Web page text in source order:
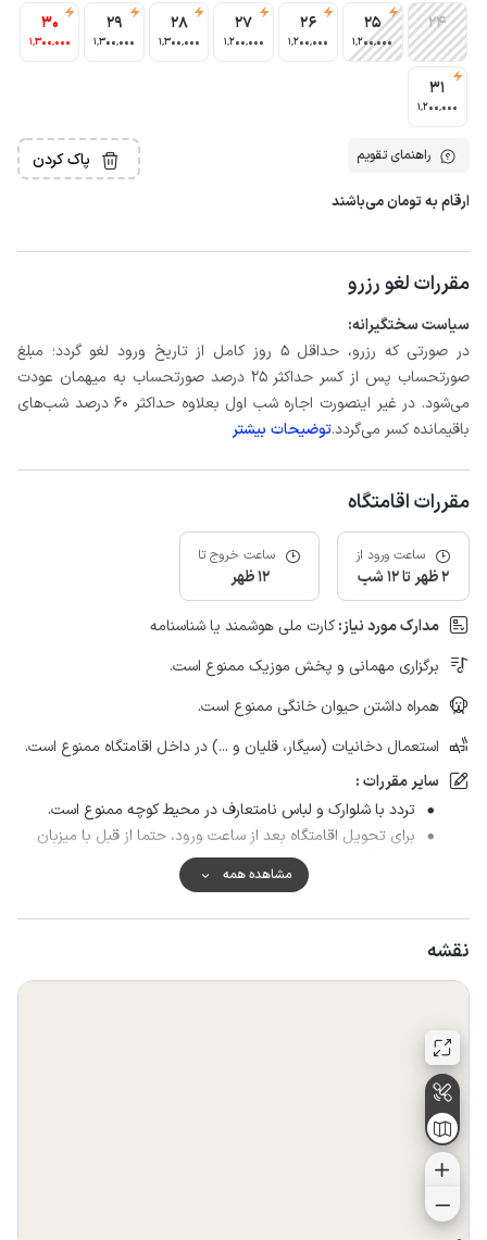
24
25
1٬200٬000
26
1٬200٬000
27
1٬200٬000
28
1٬300٬000
29
1٬300٬000
30
1٬300٬000
31
1٬200٬000
راهنمای تقویم پاک کردن
ارقام به تومان می‌باشند
مقررات لغو رزرو
سیاست سختگیرانه:
در صورتی که رزرو، حداقل 5 روز کامل از تاریخ ورود لغو گردد؛ مبلغ
صورتحساب پس از کسر حداکثر 25 درصد صورتحساب به میهمان عودت
می‌شود. در غیر اینصورت اجاره شب اول بعلاوه حداکثر 60 درصد شب‌های
باقیمانده کسر می‌گردد.توضیحات بیشتر
مقررات اقامتگاه
ساعت ورود از
2 ظهر تا 12 شب
ساعت خروج تا
12 ظهر
مدارک مورد نیاز:کارت ملی هوشمند یا شناسنامه
برگزاری مهمانی و پخش موزیک ممنوع است.
همراه داشتن حیوان خانگی ممنوع است.
استعمال دخانیات (سیگار، قلیان و ...) در داخل اقامتگاه ممنوع است.
سایر مقررات :
تردد با شلوارک و لباس نامتعارف در محیط کوچه ممنوع است.
برای تحویل اقامتگاه بعد از ساعت ورود، حتما از قبل با میزبان
مشاهده همه
نقشه